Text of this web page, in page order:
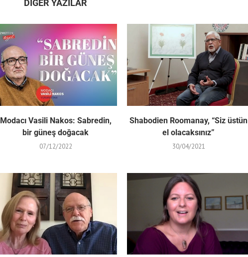
DIĞER YAZILAR
Modacı Vasili Nakos: Sabredin,
bir güneş doğacak
07/12/2022
Shabodien Roomanay, “Siz üstün
el olacaksınız”
30/04/2021